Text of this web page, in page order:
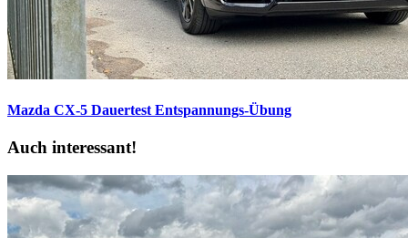
Mazda CX-5 Dauertest Entspannungs-Übung
Auch interessant!